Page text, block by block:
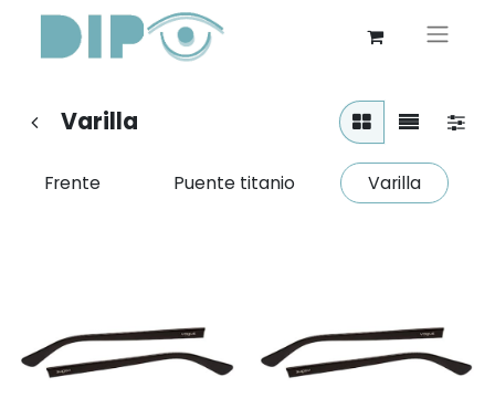
Varilla
Frente Puente titanio Varilla